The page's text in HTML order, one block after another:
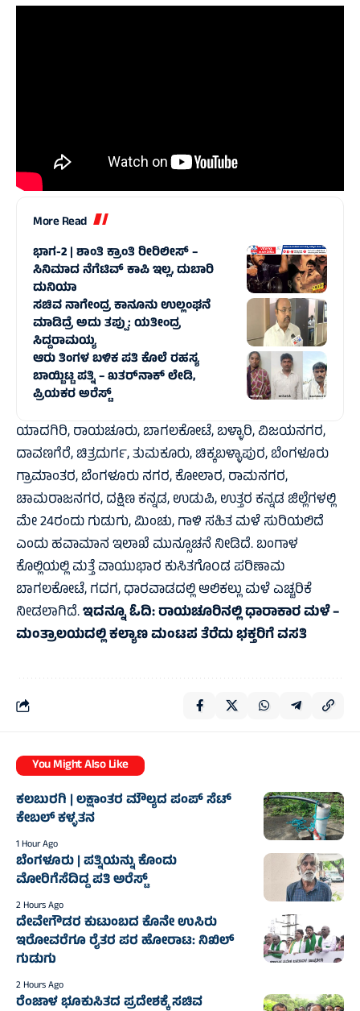
More Read
ಭಾಗ-2 | ಶಾಂತಿ ಕ್ರಾಂತಿ ರೀರಿಲೀಸ್ –
ಸಿನಿಮಾದ ನೆಗೆಟಿವ್‌ ಕಾಪಿ ಇಲ್ಲ, ದುಬಾರಿ
ದುನಿಯಾ
ಸಚಿವ ನಾಗೇಂದ್ರ ಕಾನೂನು ಉಲ್ಲಂಘನೆ
ಮಾಡಿದ್ರೆ ಅದು ತಪ್ಪು: ಯತೀಂದ್ರ
ಸಿದ್ದರಾಮಯ್ಯ
ಆರು ತಿಂಗಳ ಬಳಿಕ ಪತಿ ಕೊಲೆ ರಹಸ್ಯ
ಬಾಯ್ಬಿಟ್ಟ ಪತ್ನಿ – ಖತರ್‌ನಾಕ್‌ ಲೇಡಿ,
ಪ್ರಿಯಕರ ಅರೆಸ್ಟ್‌
ಯಾದಗಿರಿ, ರಾಯಚೂರು, ಬಾಗಲಕೋಟೆ, ಬಳ್ಳಾರಿ, ವಿಜಯನಗರ,
ದಾವಣಗೆರೆ, ಚಿತ್ರದುರ್ಗ, ತುಮಕೂರು, ಚಿಕ್ಕಬಳ್ಳಾಪುರ, ಬೆಂಗಳೂರು
ಗ್ರಾಮಾಂತರ, ಬೆಂಗಳೂರು ನಗರ, ಕೋಲಾರ, ರಾಮನಗರ,
ಚಾಮರಾಜನಗರ, ದಕ್ಷಿಣ ಕನ್ನಡ, ಉಡುಪಿ, ಉತ್ತರ ಕನ್ನಡ ಜಿಲ್ಲೆಗಳಲ್ಲಿ
ಮೇ 24ರಂದು ಗುಡುಗು, ಮಿಂಚು, ಗಾಳಿ ಸಹಿತ ಮಳೆ ಸುರಿಯಲಿದೆ
ಎಂದು ಹವಾಮಾನ ಇಲಾಖೆ ಮುನ್ಸೂಚನೆ ನೀಡಿದೆ. ಬಂಗಾಳ
ಕೊಲ್ಲಿಯಲ್ಲಿ ಮತ್ತೆ ವಾಯುಭಾರ ಕುಸಿತಗೊ೦ಡ ಪರಿಣಾಮ
ಬಾಗಲಕೋಟೆ, ಗದಗ, ಧಾರವಾಡದಲ್ಲಿ ಆಲಿಕಲ್ಲು ಮಳೆ ಎಚ್ಚರಿಕೆ
ನೀಡಲಾಗಿದೆ.ಇದನ್ನೂ ಓದಿ:ರಾಯಚೂರಿನಲ್ಲಿ ಧಾರಾಕಾರ ಮಳೆ –
ಮಂತ್ರಾಲಯದಲ್ಲಿ ಕಲ್ಯಾಣ ಮಂಟಪ ತೆರೆದು ಭಕ್ತರಿಗೆ ವಸತಿ
You Might Also Like
ಕಲಬುರಗಿ | ಲಕ್ಷಾಂತರ ಮೌಲ್ಯದ ಪಂಪ್ ಸೆಟ್
ಕೇಬಲ್ ಕಳ್ಳತನ
1 Hour Ago
ಬೆಂಗಳೂರು | ಪತ್ನಿಯನ್ನು ಕೊಂದು
ಮೋರಿಗೆಸೆದಿದ್ದ ಪತಿ ಅರೆಸ್ಟ್‌
2 Hours Ago
ದೇವೇಗೌಡರ ಕುಟುಂಬದ ಕೊನೇ ಉಸಿರು
ಇರೋವರೆಗೂ ರೈತರ ಪರ ಹೋರಾಟ: ನಿಖಿಲ್
ಗುಡುಗು
2 Hours Ago
ರೆಂಜಾಳ ಭೂಕುಸಿತದ ಪ್ರದೇಶಕ್ಕೆ ಸಚಿವ